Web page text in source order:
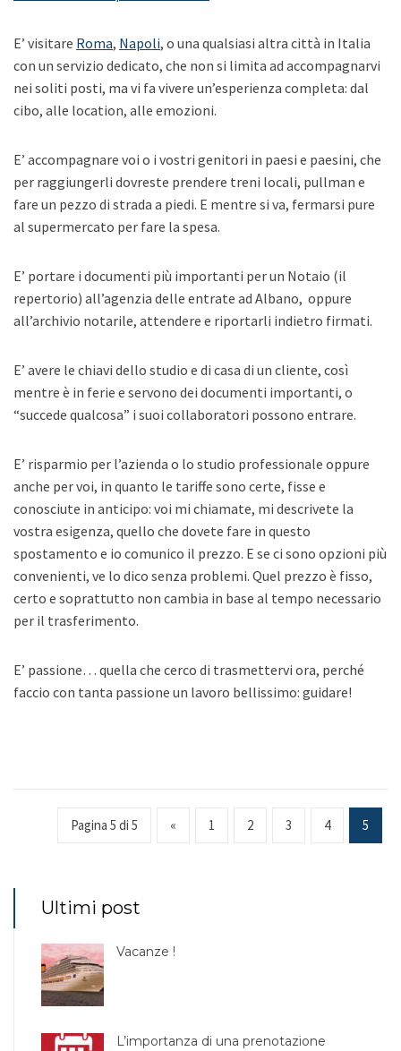
E’ visitare Roma, Napoli, o una qualsiasi altra città in Italia
con un servizio dedicato, che non si limita ad accompagnarvi
nei soliti posti, ma vi fa vivere un’esperienza completa: dal
cibo, alle location, alle emozioni.
E’ accompagnare voi o i vostri genitori in paesi e paesini, che
per raggiungerli dovreste prendere treni locali, pullman e
fare un pezzo di strada a piedi. E mentre si va, fermarsi pure
al supermercato per fare la spesa.
E’ portare i documenti più importanti per un Notaio (il
repertorio) all’agenzia delle entrate ad Albano, oppure
all’archivio notarile, attendere e riportarli indietro firmati.
E’ avere le chiavi dello studio e di casa di un cliente, così
mentre è in ferie e servono dei documenti importanti, o
“succede qualcosa” i suoi collaboratori possono entrare.
E’ risparmio per l’azienda o lo studio professionale oppure
anche per voi, in quanto le tariffe sono certe, fisse e
conosciute in anticipo: voi mi chiamate, mi descrivete la
vostra esigenza, quello che dovete fare in questo
spostamento e io comunico il prezzo. E se ci sono opzioni più
convenienti, ve lo dico senza problemi. Quel prezzo è fisso,
certo e soprattutto non cambia in base al tempo necessario
per il trasferimento.
E’ passione… quella che cerco di trasmettervi ora, perché
faccio con tanta passione un lavoro bellissimo: guidare!
Pagina 5 di 5 « 1 2 3 4 5
Ultimi post
Vacanze !
L’importanza di una prenotazione